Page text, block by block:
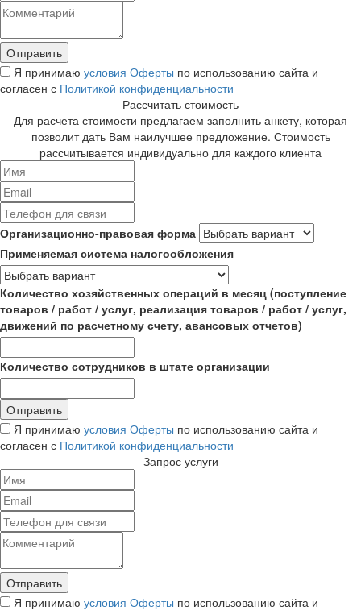
Я принимаю условия Оферты по использованию сайта и
согласен с Политикой конфиденциальности
Рассчитать стоимость
Для расчета стоимости предлагаем заполнить анкету, которая
позволит дать Вам наилучшее предложение. Стоимость
рассчитывается индивидуально для каждого клиента
Организационно-правовая форма
Применяемая система налогообложения
Количество хозяйственных операций в месяц (поступление
товаров / работ / услуг, реализация товаров / работ / услуг,
движений по расчетному счету, авансовых отчетов)
Количество сотрудников в штате организации
Я принимаю условия Оферты по использованию сайта и
согласен с Политикой конфиденциальности
Запрос услуги
Я принимаю условия Оферты по использованию сайта и